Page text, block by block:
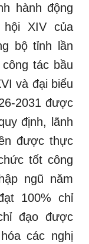
hành động
XIV của
bộ tỉnh lần
tác bầu
và đại biểu
2031 được
định, lãnh
được thực
tốt công
ngũ năm
100% chỉ
đạo được
các nghị